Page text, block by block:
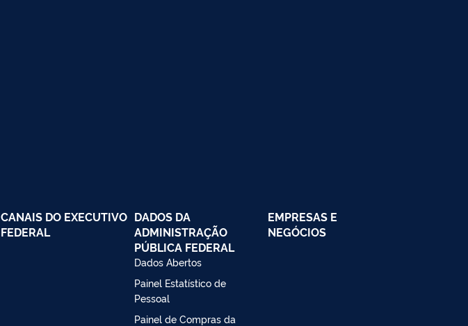
CANAIS DO EXECUTIVO
FEDERAL
DADOS DA
ADMINISTRAÇÃO
PÚBLICA FEDERAL
Dados Abertos
Painel Estatístico de
Pessoal
Painel de Compras da
EMPRESAS E
NEGÓCIOS